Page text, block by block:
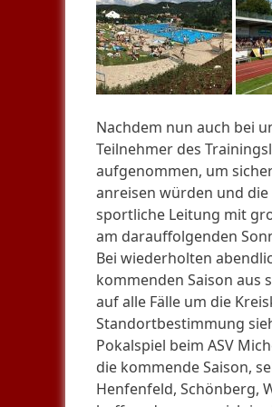
Nachdem nun auch bei
Teilnehmer des
aufgenommen, um
anreisen würden und
sportliche Leitung mit
am darauffolgenden
Bei wiederholten
kommenden Saison aus
auf alle Fälle um die
Standortbestimmung
Pokalspiel beim ASV
die kommende Saison,
Henfenfeld, Schönberg,